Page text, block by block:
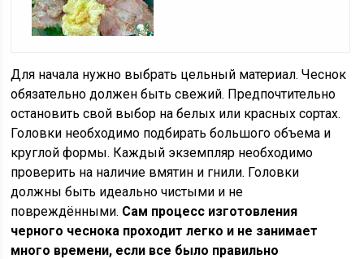
Для начала нужно выбрать цельный материал. Чеснок
обязательно должен быть свежий. Предпочтительно
остановить свой выбор на белых или красных сортах.
Головки необходимо подбирать большого объема и
круглой формы. Каждый экземпляр необходимо
проверить на наличие вмятин и гнили. Головки
должны быть идеально чистыми и не
повреждёнными. Сам процесс изготовления
черного чеснока проходит легко и не занимает
много времени, если все было правильно